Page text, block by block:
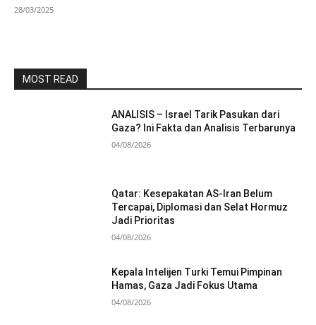
28/03/2025
MOST READ
ANALISIS – Israel Tarik Pasukan dari
Gaza? Ini Fakta dan Analisis Terbarunya
04/08/2026
Qatar: Kesepakatan AS-Iran Belum
Tercapai, Diplomasi dan Selat Hormuz
Jadi Prioritas
04/08/2026
Kepala Intelijen Turki Temui Pimpinan
Hamas, Gaza Jadi Fokus Utama
04/08/2026